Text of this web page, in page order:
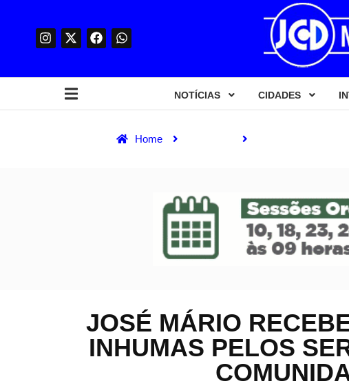
NOTÍCIAS CIDADES
Home
JOSÉ MÁRIO
INHUMAS PELOS